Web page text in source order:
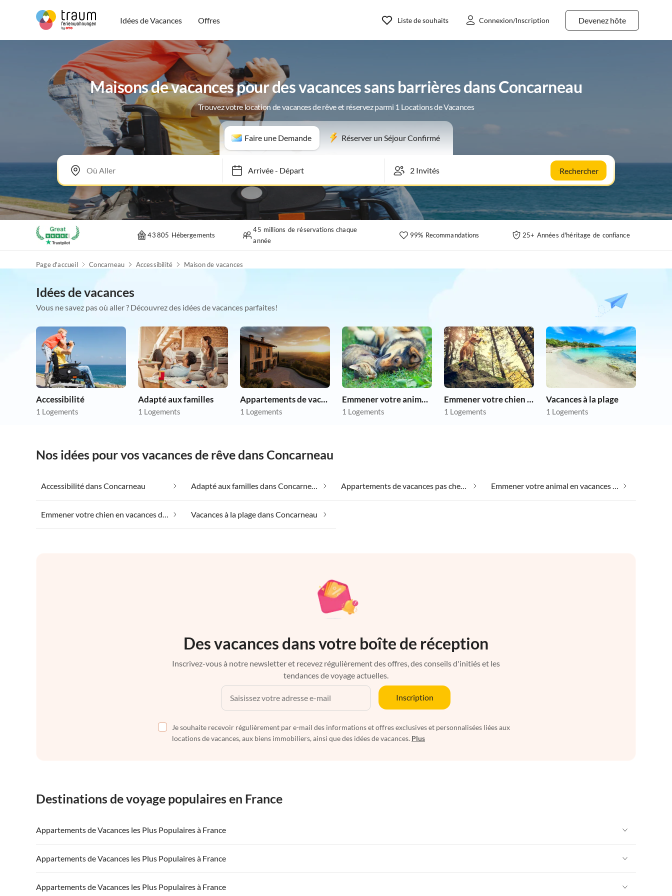
Idées de Vacances Offres Devenez hôte
Liste de souhaits Connexion/Inscription
Maisons de vacances pour des vacances sans barrières dans Concarneau
Trouvez votre location de vacances de rêve et réservez parmi 1 Locations de Vacances
Faire une Demande Réserver un Séjour Confirmé
Arrivée-Départ Rechercher
43 805 Hébergements
45 millions de réservations chaque
année
99% Recommandations 25+ Années d'héritage de confiance
Page d'accueil Concarneau Accessibilité Maison de vacances
Idées de vacances
Vous ne savez pas où aller ? Découvrez des idées de vacances parfaites!
Accessibilité
1 Logements
Adapté aux familles
1 Logements
Appartements de vacances pas chers
1 Logements
Emmener votre animal en vacances
1 Logements
Emmener votre chien en vacances
1 Logements
Vacances à la plage
1 Logements
Nos idées pour vos vacances de rêve dans Concarneau
Accessibilité dans Concarneau Adapté aux familles dans Concarneau Appartements de vacances pas chers dans Concarneau Emmener votre animal en vacances dans Concarneau
Emmener votre chien en vacances dans Concarneau Vacances à la plage dans Concarneau
Des vacances dans votre boîte de réception
Inscrivez-vous à notre newsletter et recevez régulièrement des offres, des conseils d'initiés et les
tendances de voyage actuelles.
Inscription
Je souhaite recevoir régulièrement par e-mail des informations et offres exclusives et personnalisées liées aux
locations de vacances, aux biens immobiliers, ainsi que des idées de vacances. Plus
Destinations de voyage populaires en France
Appartements de Vacances les Plus Populaires à France
Appartements de Vacances à France Appartements de Vacances à Paris-Ile de France
Appartements de Vacances à Côte atlantique Appartements de Vacances à la Normandie Appartements de Vacances à Sud de la France Appartements de Vacances à Provence
Appartements de Vacances à Côte d'Azur
Appartements de Vacances les Plus Populaires à France
Appartements de Vacances à France Appartements de Vacances à Paris-Ile de France
Appartements de Vacances les Plus Populaires à France